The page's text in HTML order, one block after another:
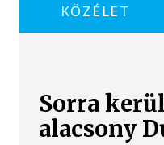
KÖZÉLET
Sorra
alacsony